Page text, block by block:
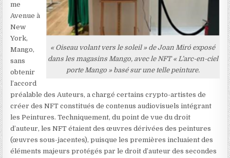
« Oiseau volant vers le soleil » de Joan Miró exposé
dans les magasins Mango, avec le NFT « L’arc-en-ciel
porte Mango » basé sur une telle peinture.
me
Avenue à
New
York,
Mango,
sans
obtenir
l’accord
préalable des Auteurs, a chargé certains crypto-artistes de
créer des NFT constitués de contenus audiovisuels intégrant
les Peintures. Techniquement, du point de vue du droit
d’auteur, les NFT étaient des œuvres dérivées des peintures
(œuvres sous-jacentes), puisque les premières incluaient des
éléments majeurs protégés par le droit d’auteur des secondes